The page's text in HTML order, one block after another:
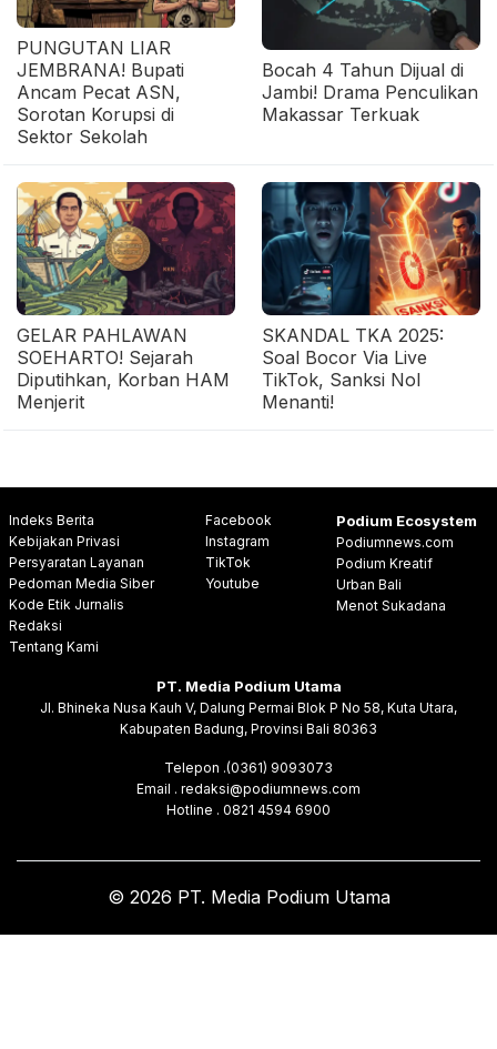
PUNGUTAN LIAR
JEMBRANA! Bupati
Ancam Pecat ASN,
Sorotan Korupsi di
Sektor Sekolah
Bocah 4 Tahun Dijual di
Jambi! Drama Penculikan
Makassar Terkuak
GELAR PAHLAWAN
SOEHARTO! Sejarah
Diputihkan, Korban HAM
Menjerit
SKANDAL TKA 2025:
Soal Bocor Via Live
TikTok, Sanksi Nol
Menanti!
Indeks Berita
Kebijakan Privasi
Persyaratan Layanan
Pedoman Media Siber
Kode Etik Jurnalis
Redaksi
Tentang Kami
Facebook
Instagram
TikTok
Youtube
Podium Ecosystem
Podiumnews.com
Podium Kreatif
Urban Bali
Menot Sukadana
PT. Media Podium Utama
Jl. Bhineka Nusa Kauh V, Dalung Permai Blok P No 58, Kuta Utara,
Kabupaten Badung, Provinsi Bali 80363
Telepon .(0361) 9093073
Email . redaksi@podiumnews.com
Hotline . 0821 4594 6900
© 2026 PT. Media Podium Utama